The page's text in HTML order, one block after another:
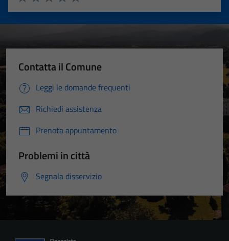
Valuta 5 stelle su 5
Valuta 4 stelle su 5
Valuta 3 stelle su 5
Valuta 2 stelle su 5
Valuta 1 stelle su 5
Contatta il Comune
Leggi le domande frequenti
Richiedi assistenza
Prenota appuntamento
Problemi in città
Segnala disservizio